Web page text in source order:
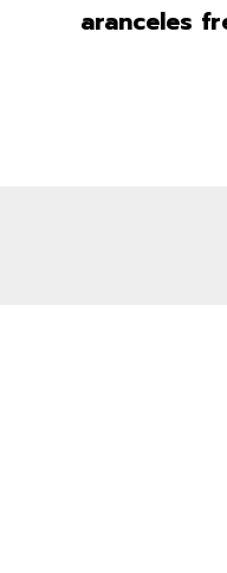
aranceles